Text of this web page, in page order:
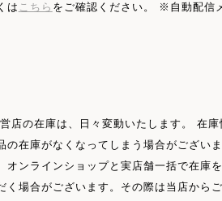
は こちら をご確認ください。 ※自動配信
店の在庫は、日々変動いたします。 在
の在庫がなくなってしまう場合がござい
オンラインショップと実店舗一括で在庫
く場合がございます。その際は当店から